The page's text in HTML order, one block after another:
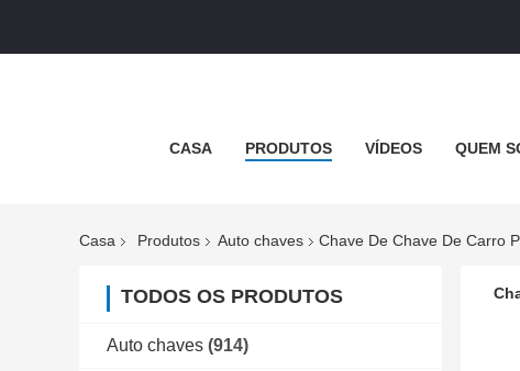
CASA PRODUTOS VÍDEOS QUEM
Casa Produtos Auto chaves Chave De Chave De Carro
TODOS OS PRODUTOS
Auto chaves (914)